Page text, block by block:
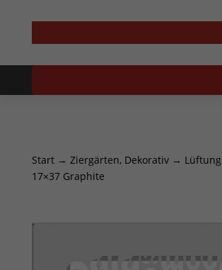
Start→ Ziergärten, Dekorativ→
17×37 Graphite